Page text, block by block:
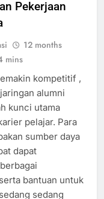
Pekerjaan
12 months
mins
kompetitif ,
alumni
kunci utama
pelajar. Para
sumber daya
dapat
bantuan untuk
sedang